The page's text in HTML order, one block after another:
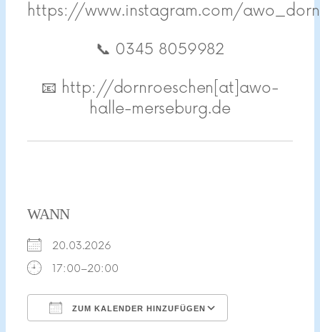
https://www.instagram.com/
📞 0345 8059982
📧 http://dornroeschen[at]awo-
halle-merseburg.de
WANN
20.03.2026
17:00–20:00
ZUM KALENDER HINZUFÜGEN